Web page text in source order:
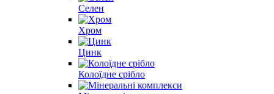
Селен
Хром
Цинк
Колоїдне срібло